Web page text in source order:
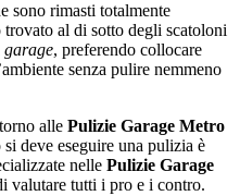
sono rimasti totalmente
al di sotto degli scatoloni
garage, preferendo collocare
senza pulire nemmeno
alle Pulizie Garage Metro
deve eseguire una pulizia è
nelle Pulizie Garage
valutare tutti i pro e i contro.